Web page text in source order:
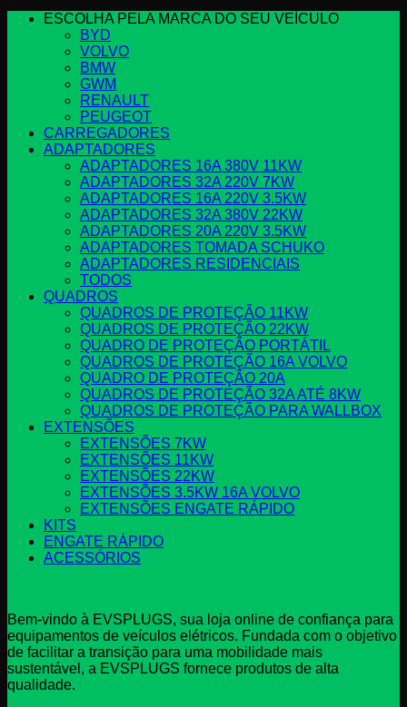
ESCOLHA PELA MARCA DO SEU VEÍCULO
BYD
VOLVO
BMW
GWM
RENAULT
PEUGEOT
CARREGADORES
ADAPTADORES
ADAPTADORES 16A ​380V 11KW
ADAPTADORES 32A ​220V 7KW
ADAPTADORES 16A ​220V 3.5KW
ADAPTADORES 32A ​380V 22KW
ADAPTADORES 20A ​220V 3.5KW
ADAPTADORES ​TOMADA SCHUKO
ADAPTADORES RESIDENCIAIS
TODOS
QUADROS
QUADROS DE ​PROTEÇÃO 11KW
QUADROS DE ​PROTEÇÃO 22KW
QUADRO DE PROTEÇÃO PORTÁTIL
QUADROS DE PROTEÇÃO 16A VOLVO
QUADRO DE PROTEÇÃO 20A
QUADROS DE ​PROTEÇÃO 32A ATÉ 8KW
QUADROS DE PROTEÇÃO PARA WALLBOX
EXTENSÕES
EXTENSÕES 7KW
EXTENSÕES 11KW
EXTENSÕES 22KW
EXTENSÕES 3.5KW 16A VOLVO
EXTENSÕES ENGATE RÁPIDO
KITS
ENGATE RÁPIDO
ACESSÓRIOS
Bem-vindo à EVSPLUGS, sua loja online de confiança para
equipamentos de veículos elétricos. Fundada com o objetivo
de facilitar a transição para uma mobilidade mais
sustentável, a EVSPLUGS fornece produtos de alta
qualidade.